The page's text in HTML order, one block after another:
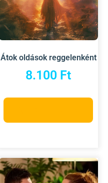
Átok oldások reggelenként
8.100 Ft